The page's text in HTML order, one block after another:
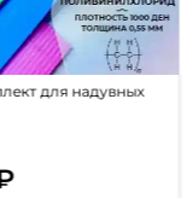
для надувных